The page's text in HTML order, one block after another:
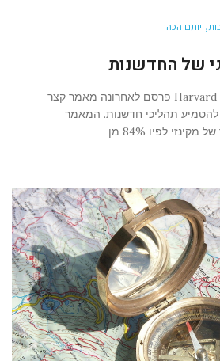
יותם הכהן
של החדשנות
ה-Harvard Business Review פרסם לאחרונה מאמר קצר
להטמיע תהליכי חדשנות. המאמר
לפיו 84% מן